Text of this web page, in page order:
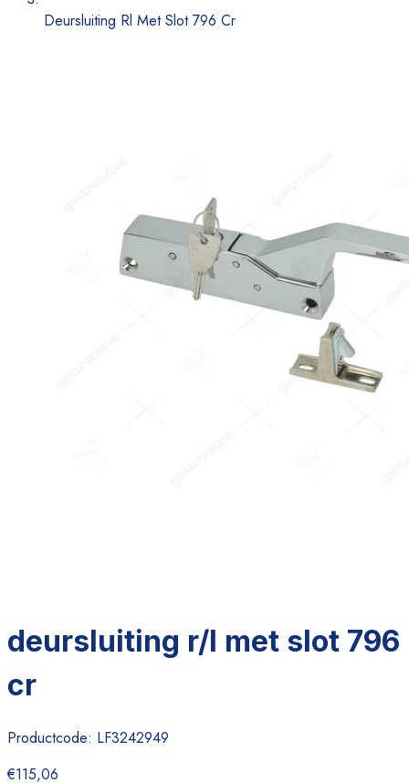
Deursluiting Rl Met Slot 796 Cr
deursluiting r/l met slot 796
cr
Productcode: LF3242949
€115,06